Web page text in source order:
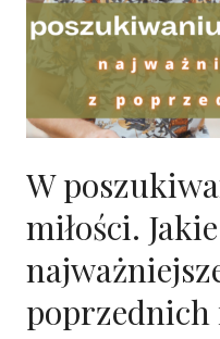
W
miłości.
poprzednich